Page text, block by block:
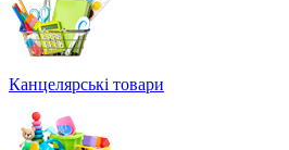
Канцелярські товари